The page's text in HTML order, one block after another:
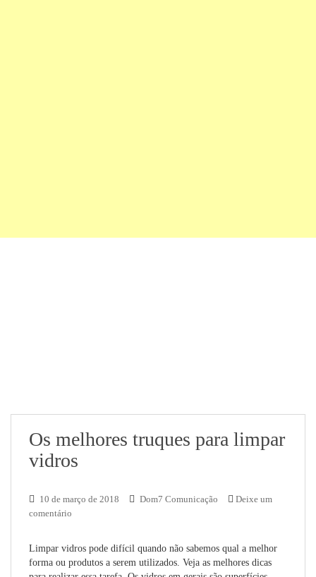
Os melhores truques para limpar
vidros
10 de março de 2018 Dom7 Comunicação
Deixe um
comentário
Limpar vidros pode difícil quando não sabemos qual a melhor
forma ou produtos a serem utilizados. Veja as melhores dicas